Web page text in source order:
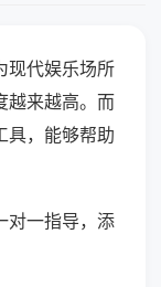
现代娱乐场所
越来越高。而
具，能够帮助
对一指导，添